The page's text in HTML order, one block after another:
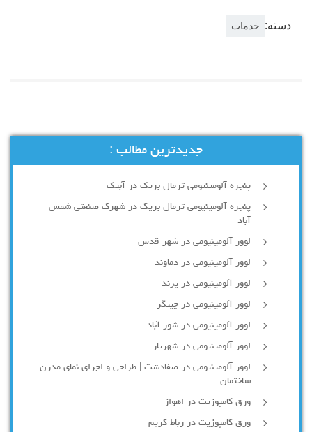
دسته: خدمات
جدیدترین مطالب :
پنجره آلومینیومی ترمال بریک در آبیک
پنجره آلومینیومی ترمال بریک در شهرک صنعتی شمس
آباد
لوور آلومینیومی در شهر قدس
لوور آلومینیومی در دماوند
لوور آلومینیومی در پرند
لوور آلومینیومی در چیتگر
لوور آلومینیومی در شور آباد
لوور آلومينيومي در شهريار
لوور آلومینیومی در صفادشت | طراحی و اجرای نمای مدرن
ساختمان
ورق کامپوزیت در اهواز
ورق کامپوزیت در رباط کریم